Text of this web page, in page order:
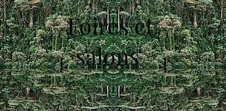
Foires et
salons